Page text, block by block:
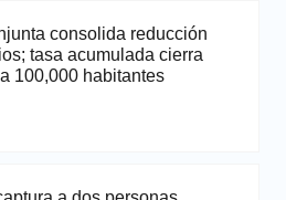
consolida reducción
tasa acumulada cierra
100,000 habitantes